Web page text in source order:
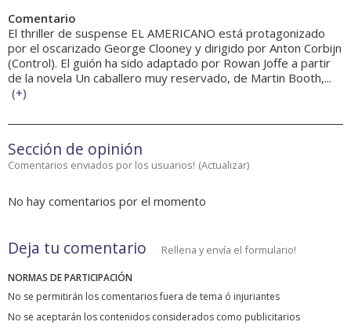
Comentario
El thriller de suspense EL AMERICANO está protagonizado
por el oscarizado George Clooney y dirigido por Anton Corbijn
(Control). El guión ha sido adaptado por Rowan Joffe a partir
de la novela Un caballero muy reservado, de Martin Booth,...
(+)
Sección de opinión
Comentarios enviados por los usuarios! (Actualizar)
No hay comentarios por el momento
Deja tu comentario Rellena y envía el formulario!
NORMAS DE PARTICIPACIÓN
No se permitirán los comentarios fuera de tema ó injuriantes
No se aceptarán los contenidos considerados como publicitarios